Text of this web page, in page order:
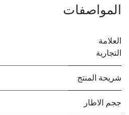
المواصفات
العلامة
التجارية
شريحة المنتج
ججم الاطار